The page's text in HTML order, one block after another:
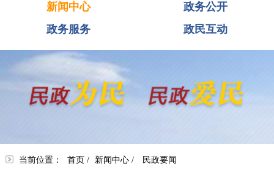
新闻中心
政务公开
政务服务
政民互动
当前位置： 首页 / 新闻中心/ 民政要闻